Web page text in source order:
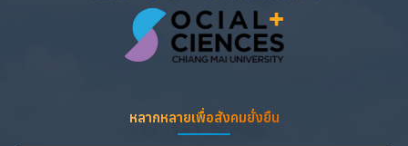
หลากหลายเพื่อสังคมยั่งยืน